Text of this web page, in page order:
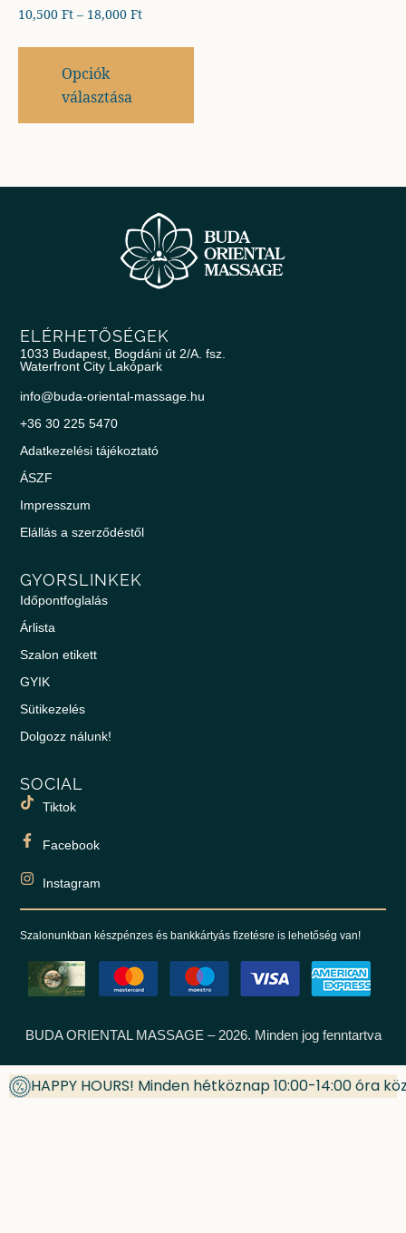
10,500 Ft – 18,000 Ft
Opciók
választása
ELÉRHETŐSÉGEK
1033 Budapest, Bogdáni út 2/A. fsz.
Waterfront City Lakópark
info@buda-oriental-massage.hu
+36 30 225 5470
Adatkezelési tájékoztató
ÁSZF
Impresszum
Elállás a szerződéstől
GYORSLINKEK
Időpontfoglalás
Árlista
Szalon etikett
GYIK
Sütikezelés
Dolgozz nálunk!
SOCIAL
Tiktok
Facebook
Instagram
Szalonunkban készpénzes és bankkártyás fizetésre is lehetőség van!
BUDA ORIENTAL MASSAGE – 2026. Minden jog fenntartva
HAPPY HOURS! Minden hétköznap 10:00-14:00 óra